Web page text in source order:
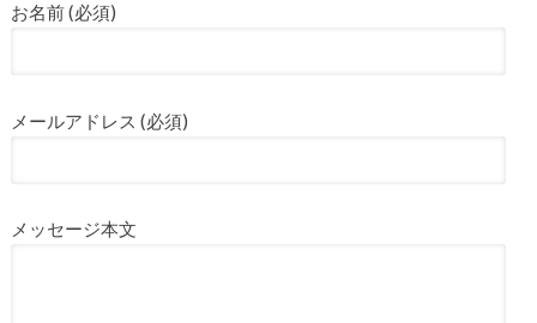
お名前 (必須)
メールアドレス (必須)
メッセージ本文